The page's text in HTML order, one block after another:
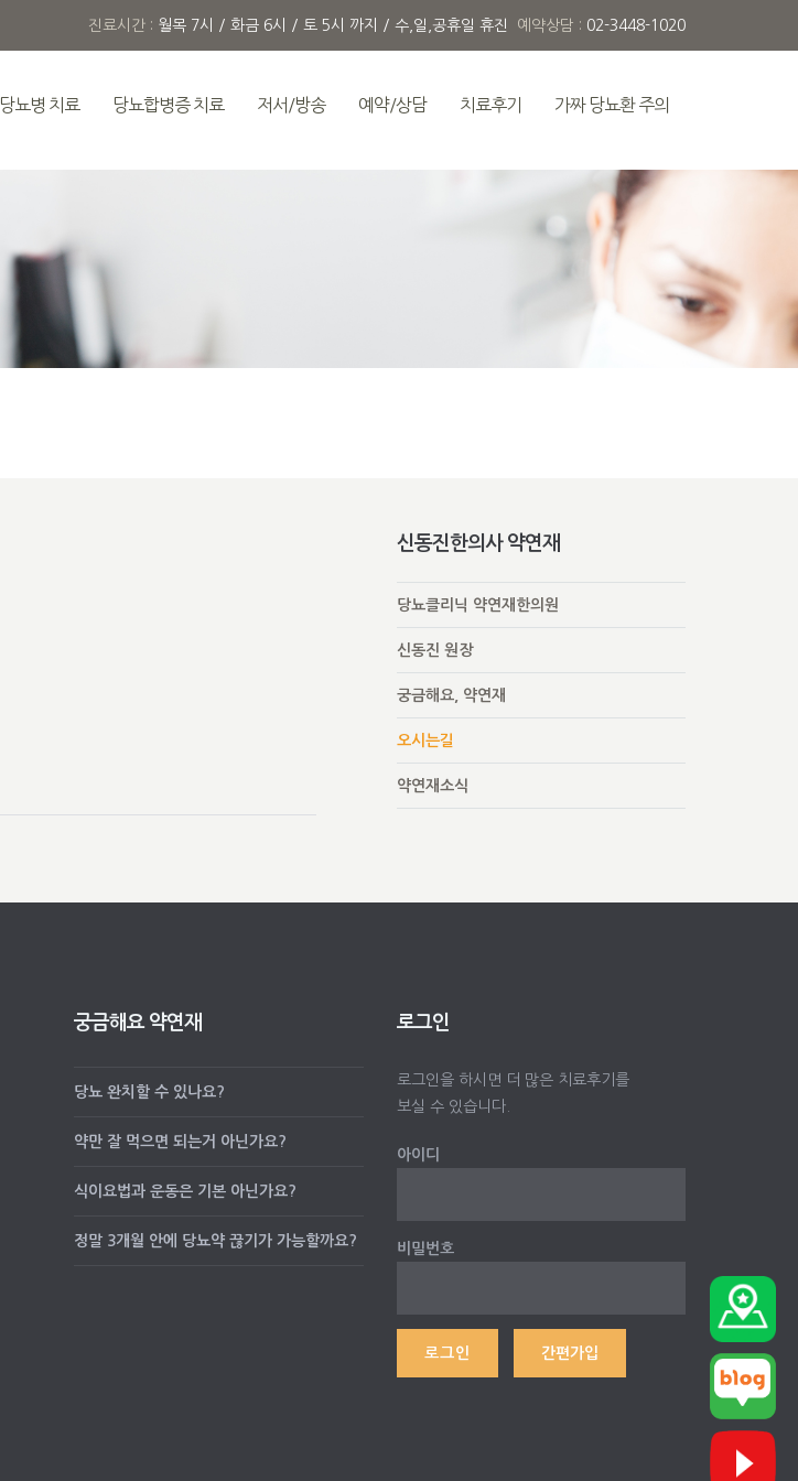
진료시간 : 월목 7시 / 화금 6시 / 토 5시 까지 / 수,일,공휴일 휴진 예약상담 : 02-3448-1020
당뇨병 치료 당뇨합병증 치료 저서/방송 예약/상담 치료후기 가짜 당뇨환 주의
신동진한의사 약연재
당뇨클리닉 약연재한의원
신동진 원장
궁금해요, 약연재
오시는길
약연재소식
궁금해요 약연재
당뇨 완치할 수 있나요?
약만 잘 먹으면 되는거 아닌가요?
식이요법과 운동은 기본 아닌가요?
정말 3개월 안에 당뇨약 끊기가 가능할까요?
로그인
로그인을 하시면 더 많은 치료후기를
보실 수 있습니다.
아이디
비밀번호
간편가입